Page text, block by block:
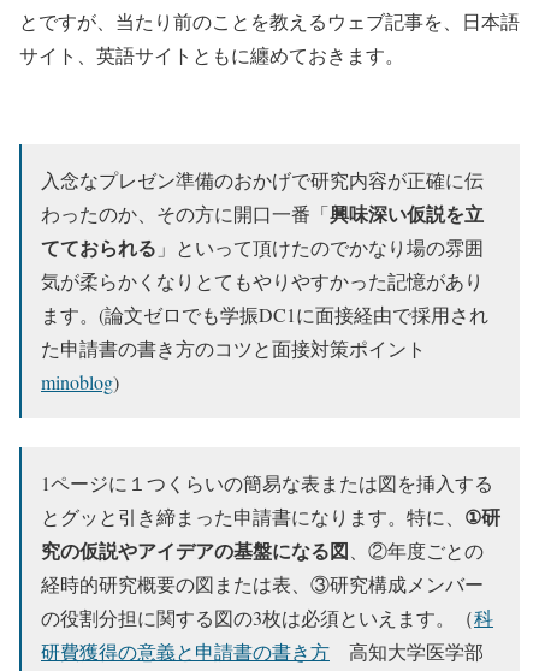
とですが、当たり前のことを教えるウェブ記事を、日本語
サイト、英語サイトともに纏めておきます。
入念なプレゼン準備のおかげで研究内容が正確に伝
わったのか、その方に開口一番「興味深い仮説を立
てておられる 」といって頂けたのでかなり場の雰囲
気が柔らかくなりとてもやりやすかった記憶があり
ます。(論文ゼロでも学振DC1に面接経由で採用され
た申請書の書き方のコツと面接対策ポイント
minoblog)
1ページに１つくらいの簡易な表または図を挿入する
とグッと引き締まった申請書になります。特に、 ①研
究の仮説やアイデアの基盤になる図 、②年度ごとの
経時的研究概要の図または表、③研究構成メンバー
の役割分担に関する図の3枚は必須といえます。（科
研費獲得の意義と申請書の書き方 高知大学医学部